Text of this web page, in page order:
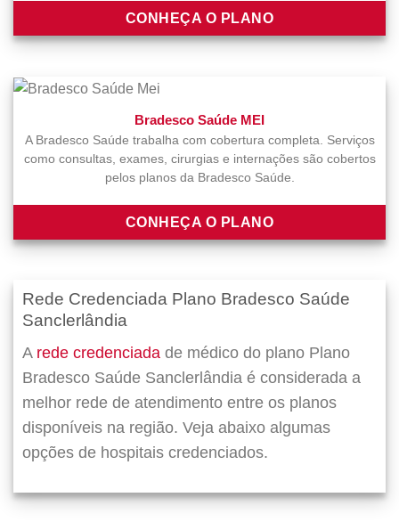
CONHEÇA O PLANO
Bradesco Saúde MEI
A Bradesco Saúde trabalha com cobertura completa. Serviços
como consultas, exames, cirurgias e internações são cobertos
pelos planos da Bradesco Saúde.
CONHEÇA O PLANO
Rede Credenciada Plano Bradesco Saúde
Sanclerlândia
A rede credenciada de médico do plano Plano
Bradesco Saúde Sanclerlândia é considerada a
melhor rede de atendimento entre os planos
disponíveis na região. Veja abaixo algumas
opções de hospitais credenciados.